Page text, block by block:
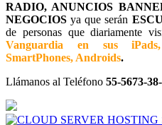
RADIO, ANUNCIOS
NEGOCIOSya que serán
de personas que diariamente
Vanguardia en sus iPads,
SmartPhones, Androids.
Llámanos al Teléfono 55-5673-